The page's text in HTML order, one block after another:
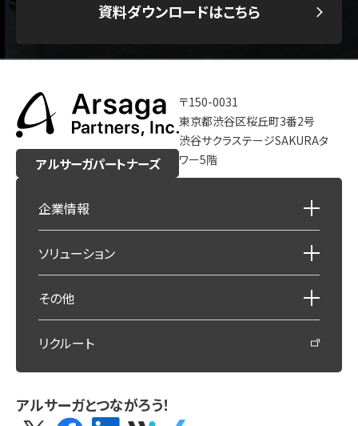
資料ダウンロードはこちら
アルサーガパートナーズ
〒150-0031
東京都渋谷区桜丘町3番2号
渋谷サクラステージSAKURAタ
ワー5階
企業情報
ソリューション
その他
リクルート
アルサーガとつながろう！